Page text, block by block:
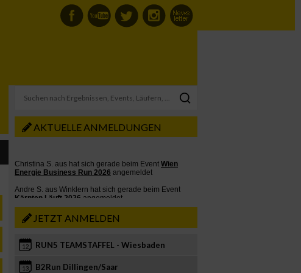
AKTUELLE ANMELDUNGEN
JETZT ANMELDEN
12 RUN5 TEAMSTAFFEL - Wiesbaden
13 B2Run Dillingen/Saar